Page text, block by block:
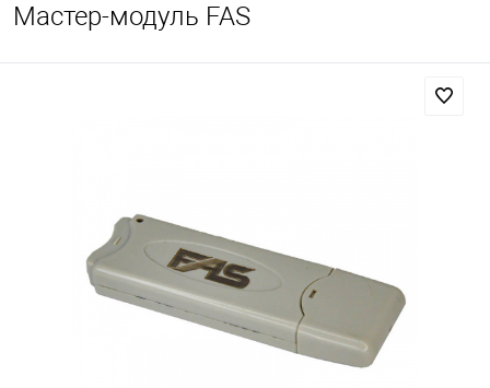
Мастер-модуль FAS